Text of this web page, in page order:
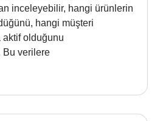
inceleyebilir, hangi ürünlerin
hangi müşteri
olduğunu
Bu verilere